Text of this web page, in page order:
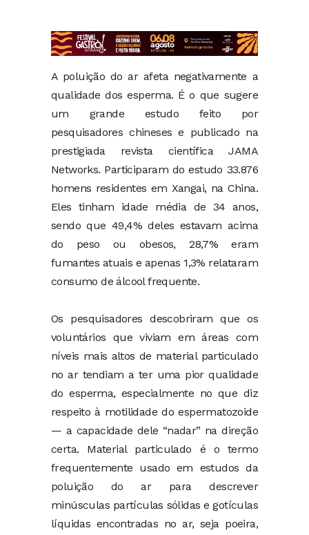
A poluição do ar afeta negativamente a
qualidade dos esperma. É o que sugere
um grande estudo feito por
pesquisadores chineses e publicado na
prestigiada revista científica JAMA
Networks. Participaram do estudo 33.876
homens residentes em Xangai, na China.
Eles tinham idade média de 34 anos,
sendo que 49,4% deles estavam acima
do peso ou obesos, 28,7% eram
fumantes atuais e apenas 1,3% relataram
consumo de álcool frequente.
Os pesquisadores descobriram que os
voluntários que viviam em áreas com
níveis mais altos de material particulado
no ar tendiam a ter uma pior qualidade
do esperma, especialmente no que diz
respeito à motilidade do espermatozoide
— a capacidade dele “nadar” na direção
certa. Material particulado é o termo
frequentemente usado em estudos da
poluição do ar para descrever
minúsculas partículas sólidas e gotículas
líquidas encontradas no ar, seja poeira,